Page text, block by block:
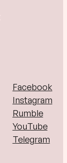
Facebook
Instagram
Rumble
YouTube
Telegram